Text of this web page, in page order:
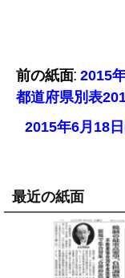
前の紙面: 2015
都道府県別表
2015年6月18
最近の紙面